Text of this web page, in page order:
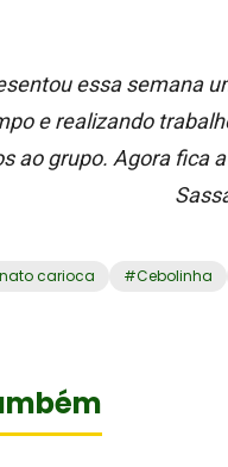
essa semana
e realizando
ao grupo. Agora fica
carioca #Cebolinha